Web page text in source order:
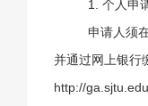
1. 个人申
申请人须
并通过网上银行
http://